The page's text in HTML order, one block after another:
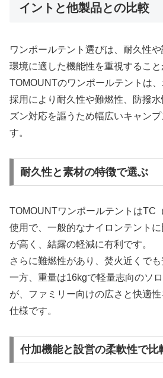
イントと他製品との比較
ワンポールテント選びは、耐久性
環境に適した機能性を重視すること
TOMOUNTのワンポールテントは
採用により耐久性や難燃性、防撥
ズン対応を謳うため幅広いキャン
す。
耐久性と素材の特徴で選ぶ
TOMOUNTワンポールテントはTC
使用で、一般的なナイロンテント
が高く、結露の軽減に有利です。
さらに難燃性があり、焚火近くでも
一方、重量は16kgで軽量志向のソ
が、ファミリー向けの広さと快適
仕様です。
付加機能と設営の柔軟性で比